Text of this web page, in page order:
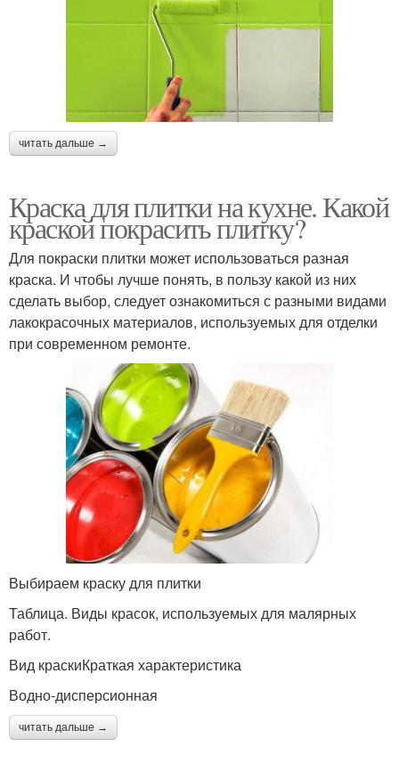
читать дальше →
Краска для плитки на кухне. Какой
краской покрасить плитку?
Для покраски плитки может использоваться разная
краска. И чтобы лучше понять, в пользу какой из них
сделать выбор, следует ознакомиться с разными видами
лакокрасочных материалов, используемых для отделки
при современном ремонте.
Выбираем краску для плитки
Таблица. Виды красок, используемых для малярных
работ.
Вид краскиКраткая характеристика
Водно-дисперсионная
читать дальше →